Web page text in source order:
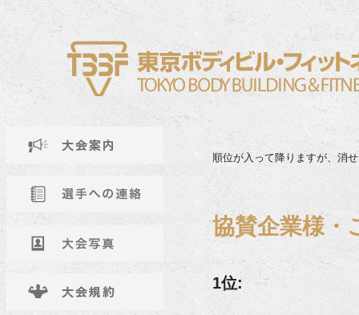
順位が入って降りますが、消
協賛企業様・
1位: